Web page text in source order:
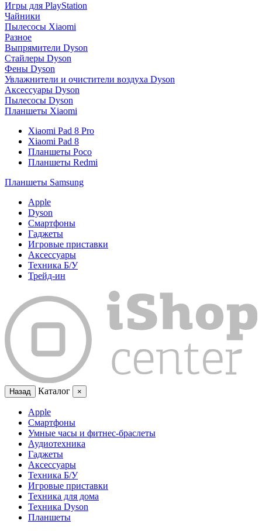
Игры для PlayStation
Чайники
Пылесосы Xiaomi
Разное
Выпрямители Dyson
Стайлеры Dyson
Фены Dyson
Увлажнители и очистители воздуха Dyson
Аксессуары Dyson
Пылесосы Dyson
Планшеты Xiaomi
Xiaomi Pad 8 Pro
Xiaomi Pad 8
Планшеты Poco
Планшеты Redmi
Планшеты Samsung
Apple
Dyson
Смартфоны
Гаджеты
Игровые приставки
Аксессуары
Техника Б/У
Трейд-ин
Назад Каталог ×
Apple
Смартфоны
Умные часы и фитнес-браслеты
Аудиотехника
Гаджеты
Аксессуары
Техника Б/У
Игровые приставки
Техника для дома
Техника Dyson
Планшеты